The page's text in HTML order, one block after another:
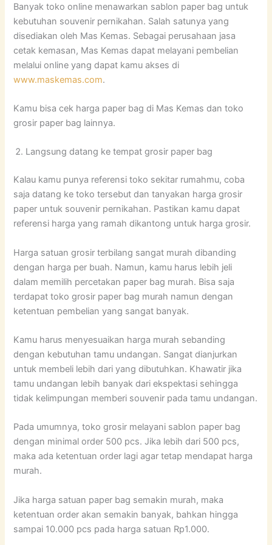
Banyak toko online menawarkan sablon paper bag untuk
kebutuhan souvenir pernikahan. Salah satunya yang
disediakan oleh Mas Kemas. Sebagai perusahaan jasa
cetak kemasan, Mas Kemas dapat melayani pembelian
melalui online yang dapat kamu akses di
www.maskemas.com.
Kamu bisa cek harga paper bag di Mas Kemas dan toko
grosir paper bag lainnya.
Langsung datang ke tempat grosir paper bag
Kalau kamu punya referensi toko sekitar rumahmu, coba
saja datang ke toko tersebut dan tanyakan harga grosir
paper untuk souvenir pernikahan. Pastikan kamu dapat
referensi harga yang ramah dikantong untuk harga grosir.
Harga satuan grosir terbilang sangat murah dibanding
dengan harga per buah. Namun, kamu harus lebih jeli
dalam memilih percetakan paper bag murah. Bisa saja
terdapat toko grosir paper bag murah namun dengan
ketentuan pembelian yang sangat banyak.
Kamu harus menyesuaikan harga murah sebanding
dengan kebutuhan tamu undangan. Sangat dianjurkan
untuk membeli lebih dari yang dibutuhkan. Khawatir jika
tamu undangan lebih banyak dari ekspektasi sehingga
tidak kelimpungan memberi souvenir pada tamu undangan.
Pada umumnya, toko grosir melayani sablon paper bag
dengan minimal order 500 pcs. Jika lebih dari 500 pcs,
maka ada ketentuan order lagi agar tetap mendapat harga
murah.
Jika harga satuan paper bag semakin murah, maka
ketentuan order akan semakin banyak, bahkan hingga
sampai 10.000 pcs pada harga satuan Rp1.000.